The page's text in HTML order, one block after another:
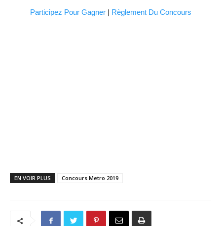
Participez Pour Gagner| Règlement Du Concours
EN VOIR PLUS Concours Metro 2019